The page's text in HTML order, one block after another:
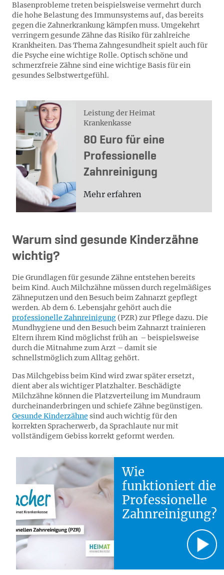
Blasenprobleme treten beispielsweise vermehrt durch
die hohe Belastung des Immunsystems auf, das bereits
gegen die Zahnerkrankung kämpfen muss. Umgekehrt
verringern gesunde Zähne das Risiko für zahlreiche
Krankheiten. Das Thema Zahngesundheit spielt auch für
die Psyche eine wichtige Rolle. Optisch schöne und
schmerzfreie Zähne sind eine wichtige Basis für ein
gesundes Selbstwertgefühl.
Leistung der Heimat
Krankenkasse
80 Euro für eine
Professionelle
Zahnreinigung
Mehr erfahren
Warum sind gesunde Kinderzähne
wichtig?
Die Grundlagen für gesunde Zähne entstehen bereits
beim Kind. Auch Milchzähne müssen durch regelmäßiges
Zähneputzen und den Besuch beim Zahnarzt gepflegt
werden. Ab dem 6. Lebensjahr gehört auch die
professionelle Zahnreinigung (PZR) zur Pflege dazu. Die
Mundhygiene und den Besuch beim Zahnarzt trainieren
Eltern ihrem Kind möglichst früh an – beispielsweise
durch die Mitnahme zum Arzt – damit sie
schnellstmöglich zum Alltag gehört.
Das Milchgebiss beim Kind wird zwar später ersetzt,
dient aber als wichtiger Platzhalter. Beschädigte
Milchzähne können die Platzverteilung im Mundraum
durcheinanderbringen und schiefe Zähne begünstigen.
Gesunde Kinderzähne sind auch wichtig für den
korrekten Spracherwerb, da Sprachlaute nur mit
vollständigem Gebiss korrekt geformt werden.
Wie
funktioniert die
Professionelle
Zahnreinigung?